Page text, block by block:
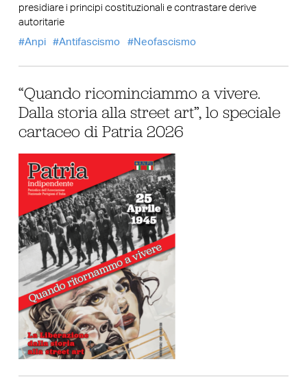
presidiare i principi costituzionali e contrastare derive
autoritarie
Anpi
Antifascismo Neofascismo
“Quando ricominciammo a vivere.
Dalla storia alla street art”, lo speciale
cartaceo di Patria 2026